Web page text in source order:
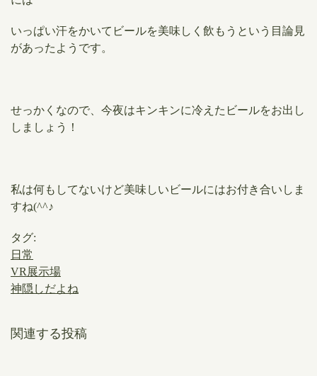
いっぱい汗をかいてビールを美味しく飲もうという目論見
があったようです。
せっかくなので、今夜はキンキンに冷えたビールをお出し
しましょう！
私は何もしてないけど美味しいビールにはお付き合いしま
すね(^^♪
タグ:
日常
VR展示場
神隠しだよね
関連する投稿